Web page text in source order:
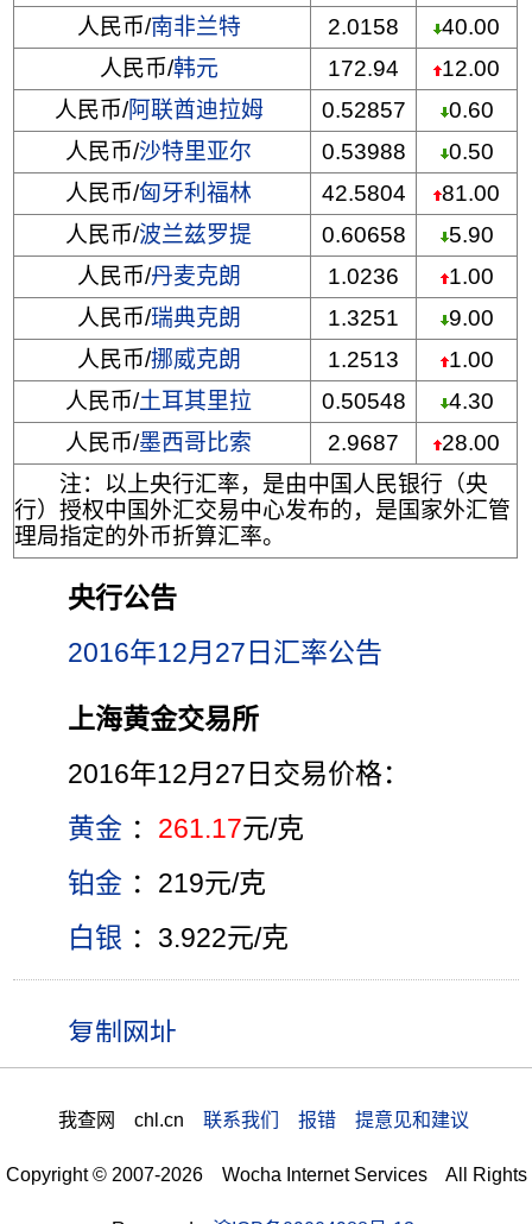
人民币/南非兰特 2.0158
40.00
人民币/韩元 172.94
12.00
人民币/阿联酋迪拉姆 0.52857
0.60
人民币/沙特里亚尔 0.53988
0.50
人民币/匈牙利福林 42.5804
81.00
人民币/波兰兹罗提 0.60658
5.90
人民币/丹麦克朗 1.0236
1.00
人民币/瑞典克朗 1.3251
9.00
人民币/挪威克朗 1.2513
1.00
人民币/土耳其里拉 0.50548
4.30
人民币/墨西哥比索 2.9687
28.00
注：以上央行汇率，是由中国人民银行（央
行）授权中国外汇交易中心发布的，是国家外汇管
理局指定的外币折算汇率。
央行公告
2016年12月27日汇率公告
上海黄金交易所
2016年12月27日交易价格：
黄金 ： 261.17元/克
铂金 ：219元/克
白银 ：3.922元/克
我查网 chl.cn 联系我们 报错 提意见和建议
Copyright © 2007-2026 Wocha Internet Services All Rights